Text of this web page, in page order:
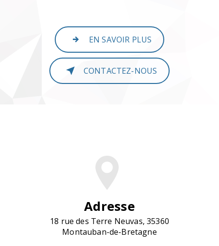
EN SAVOIR PLUS
CONTACTEZ-NOUS
Adresse
18 rue des Terre Neuvas, 35360
Montauban-de-Bretagne